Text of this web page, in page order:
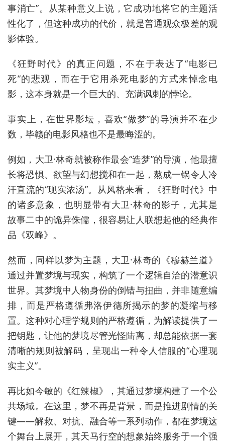
事消亡”。从某种意义上说，它成功地将它的主题活
性化了，但这种成功的代价，就是普通观众极差的观
影体验。
《狂野时代》的真正问题，不在于表达了“电影已
死”的悲观，而在于它用杀死电影的方式来悼念电
影，这本身就是一个巨大的、充满讽刺的悖论。
事实上，在世界影坛，喜欢“做梦”的导演并不在少
数，毕赣的电影风格也不是最晦涩的。
例如，大卫·林奇就被称作最会“造梦”的导演，他最擅
长将恐惧、欲望与幻想搅和在一起，熬成一锅令人冷
汗直流的“现实浓汤”。从风格来看，《狂野时代》中
的诸多意象，也明显带有大卫·林奇的影子，尤其是
故事二中的诡异侏儒，很容易让人联想起他的经典作
品《双峰》。
然而，同样以梦为主题，大卫·林奇的《穆赫兰道》
通过并置梦境与现实，构筑了一个逻辑自洽的潜意识
世界。其梦境中人物身份的倒错与扭曲，并非随意编
排，而是严格遵循弗洛伊德所揭示的梦的凝缩与移
置。这种对心理学规则的严格遵循，为解读提供了一
把钥匙，让他的梦境尽管光怪陆离，却总能依据一套
清晰的规则被解码，呈现出一种令人信服的“心理现
实主义”。
再比如今敏的《红辣椒》，其通过梦境构建了一个公
共场域。在这里，梦不再是背景，而是推进剧情的关
键——解救、对抗、融合等一系列动作，都在梦境这
个舞台上展开，其天马行空的想象始终服务于一个强